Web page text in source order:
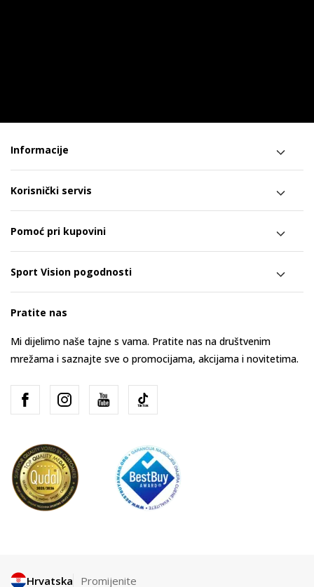
Informacije
Korisnički servis
Pomoć pri kupovini
Sport Vision pogodnosti
Pratite nas
Mi dijelimo naše tajne s vama. Pratite nas na društvenim
mrežama i saznajte sve o promocijama, akcijama i novitetima.
Hrvatska Promijenite